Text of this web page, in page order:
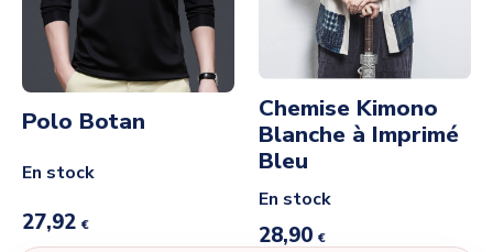
Polo Botan
En stock
27,92 €
Chemise Kimono
Blanche à Imprimé
Bleu
En stock
28,90 €